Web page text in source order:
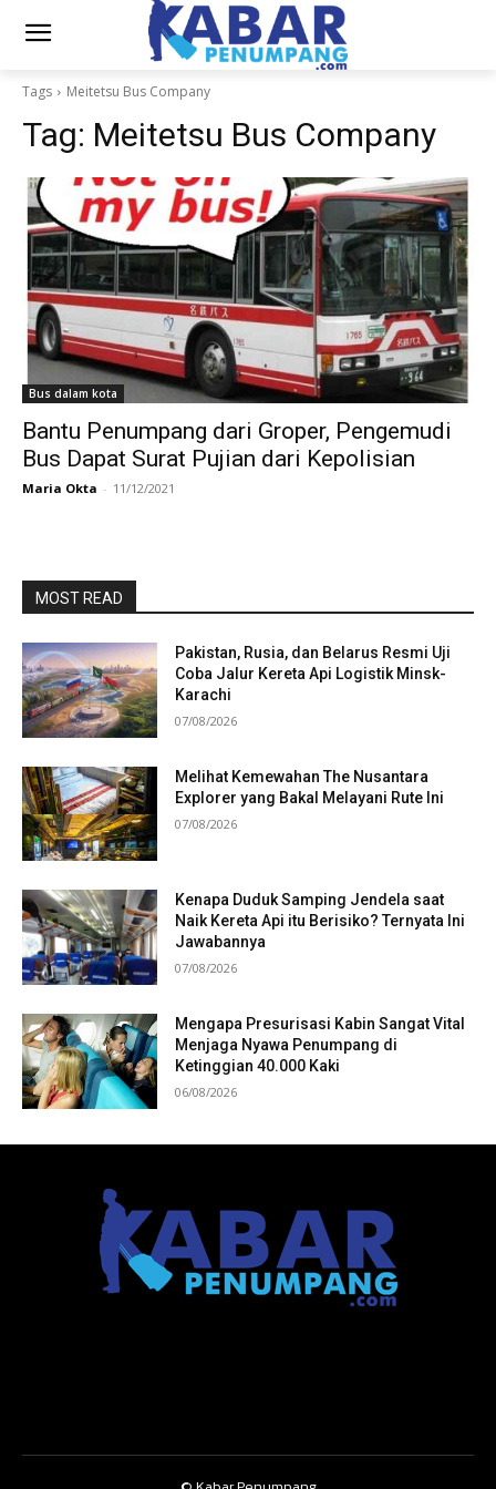
Tags Meitetsu Bus Company
Tag: Meitetsu Bus Company
Bus dalam kota
Bantu Penumpang dari Groper, Pengemudi
Bus Dapat Surat Pujian dari Kepolisian
Maria Okta - 11/12/2021
MOST READ
Pakistan, Rusia, dan Belarus Resmi Uji
Coba Jalur Kereta Api Logistik Minsk-
Karachi
07/08/2026
Melihat Kemewahan The Nusantara
Explorer yang Bakal Melayani Rute Ini
07/08/2026
Kenapa Duduk Samping Jendela saat
Naik Kereta Api itu Berisiko? Ternyata Ini
Jawabannya
07/08/2026
Mengapa Presurisasi Kabin Sangat Vital
Menjaga Nyawa Penumpang di
Ketinggian 40.000 Kaki
06/08/2026